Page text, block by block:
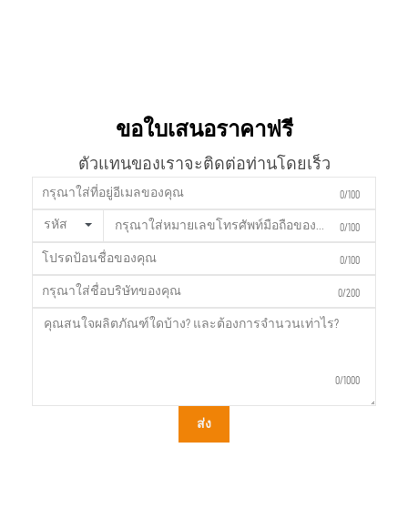
ขอใบเสนอราคาฟรี
ตัวแทนของเราจะติดต่อท่านโดยเร็ว
0/100
รหัส 0/100
0/100
0/200
0/1000
ส่ง